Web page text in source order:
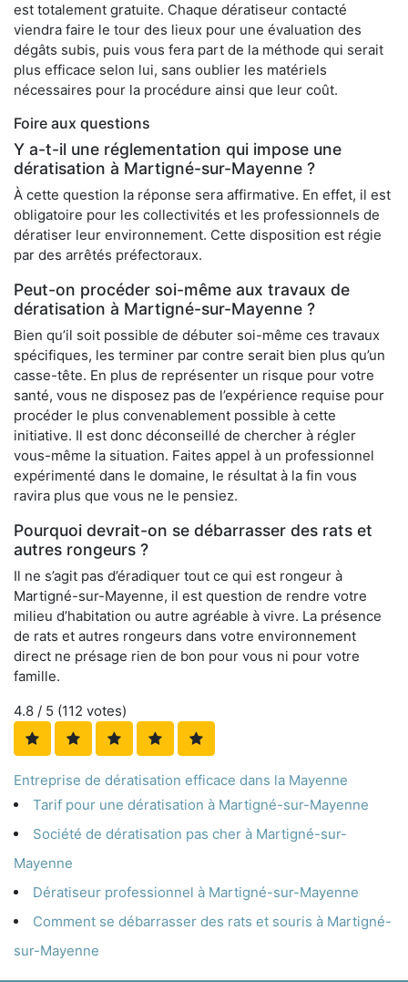
est totalement gratuite. Chaque dératiseur contacté
viendra faire le tour des lieux pour une évaluation des
dégâts subis, puis vous fera part de la méthode qui serait
plus efficace selon lui, sans oublier les matériels
nécessaires pour la procédure ainsi que leur coût.
Foire aux questions
Y a-t-il une réglementation qui impose une
dératisation à Martigné-sur-Mayenne ?
À cette question la réponse sera affirmative. En effet, il est
obligatoire pour les collectivités et les professionnels de
dératiser leur environnement. Cette disposition est régie
par des arrêtés préfectoraux.
Peut-on procéder soi-même aux travaux de
dératisation à Martigné-sur-Mayenne ?
Bien qu’il soit possible de débuter soi-même ces travaux
spécifiques, les terminer par contre serait bien plus qu’un
casse-tête. En plus de représenter un risque pour votre
santé, vous ne disposez pas de l’expérience requise pour
procéder le plus convenablement possible à cette
initiative. Il est donc déconseillé de chercher à régler
vous-même la situation. Faites appel à un professionnel
expérimenté dans le domaine, le résultat à la fin vous
ravira plus que vous ne le pensiez.
Pourquoi devrait-on se débarrasser des rats et
autres rongeurs ?
Il ne s’agit pas d’éradiquer tout ce qui est rongeur à
Martigné-sur-Mayenne, il est question de rendre votre
milieu d’habitation ou autre agréable à vivre. La présence
de rats et autres rongeurs dans votre environnement
direct ne présage rien de bon pour vous ni pour votre
famille.
4.8 / 5 (112 votes)
Entreprise de dératisation efficace dans la Mayenne
Tarif pour une dératisation à Martigné-sur-Mayenne
Société de dératisation pas cher à Martigné-sur-
Mayenne
Dératiseur professionnel à Martigné-sur-Mayenne
Comment se débarrasser des rats et souris à Martigné-
sur-Mayenne